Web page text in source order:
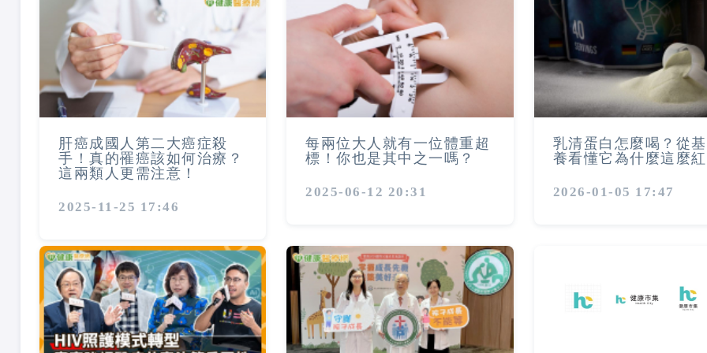
肝癌成國人第二大癌症殺
手！真的罹癌該如何治療？
這兩類人更需注意！
2025-11-25 17:46
每兩位大人就有一位體重超
標！你也是其中之一嗎？
2025-06-12 20:31
乳清蛋白怎麼喝？從
養看懂它為什麼這麼紅
2026-01-05 17:47